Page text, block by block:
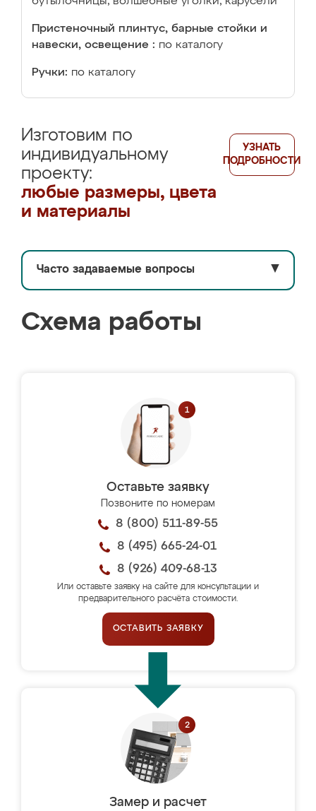
Пристеночный плинтус, барные стойки и
навески, освещение : по каталогу
Ручки: по каталогу
Изготовим по
индивидуальному
проекту:
любые размеры, цвета
и материалы
УЗНАТЬ
ПОДРОБНОСТИ
Часто задаваемые вопросы ▼
Схема работы
Оставьте заявку
Позвоните по номерам
8 (800) 511-89-55
8 (495) 665-24-01
8 (926) 409-68-13
Или оставьте заявку на сайте для консультации и
предварительного расчёта стоимости.
ОСТАВИТЬ ЗАЯВКУ
Замер и расчет